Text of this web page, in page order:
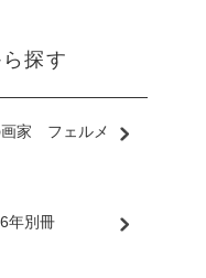
探す
画家 フェルメ
年別冊